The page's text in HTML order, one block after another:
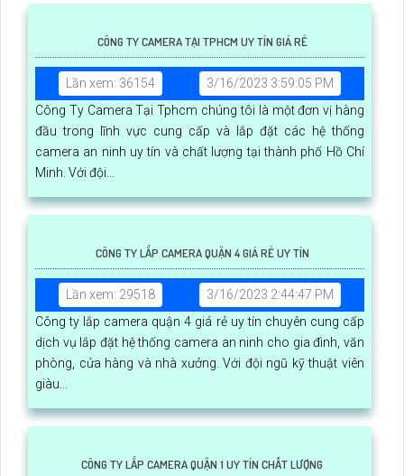
CÔNG TY CAMERA TẠI TPHCM UY TÍN GIÁ RẺ
Lần xem: 36154
3/16/2023 3:59:05 PM
Công Ty Camera Tại Tphcm chúng tôi là một đơn vị hàng
đầu trong lĩnh vực cung cấp và lắp đặt các hệ thống
camera an ninh uy tín và chất lượng tại thành phố Hồ Chí
Minh. Với đội...
CÔNG TY LẮP CAMERA QUẬN 4 GIÁ RẺ UY TÍN
Lần xem: 29518
3/16/2023 2:44:47 PM
Công ty lắp camera quận 4 giá rẻ uy tín chuyên cung cấp
dịch vụ lắp đặt hệ thống camera an ninh cho gia đình, văn
phòng, cửa hàng và nhà xưởng. Với đội ngũ kỹ thuật viên
giàu...
CÔNG TY LẮP CAMERA QUẬN 1 UY TÍN CHẤT LƯỢNG